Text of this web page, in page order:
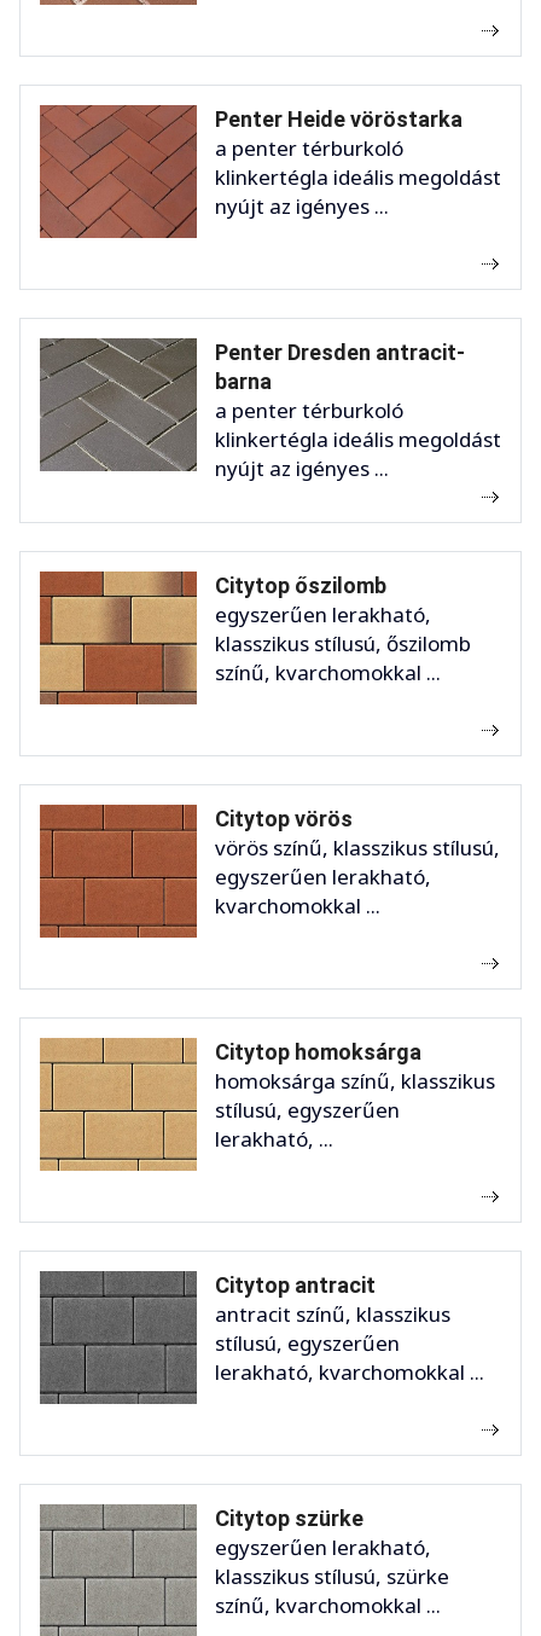
Penter Heide vöröstarka
a penter térburkoló
klinkertégla ideális megoldást
nyújt az igényes ...
Penter Dresden antracit-
barna
a penter térburkoló
klinkertégla ideális megoldást
nyújt az igényes ...
Citytop őszilomb
egyszerűen lerakható,
klasszikus stílusú, őszilomb
színű, kvarchomokkal ...
Citytop vörös
vörös színű, klasszikus stílusú,
egyszerűen lerakható,
kvarchomokkal ...
Citytop homoksárga
homoksárga színű, klasszikus
stílusú, egyszerűen
lerakható, ...
Citytop antracit
antracit színű, klasszikus
stílusú, egyszerűen
lerakható, kvarchomokkal ...
Citytop szürke
egyszerűen lerakható,
klasszikus stílusú, szürke
színű, kvarchomokkal ...